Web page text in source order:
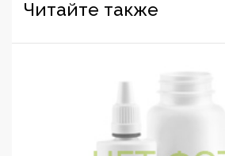
Читайте также